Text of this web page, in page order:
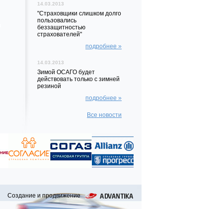
14.03.2013
"Страховщики слишком долго
пользовались
беззащитностью
страхователей"
подробнее »
14.03.2013
Зимой ОСАГО будет
действовать только с зимней
резиной
подробнее »
Все новости
Создание и продвижение